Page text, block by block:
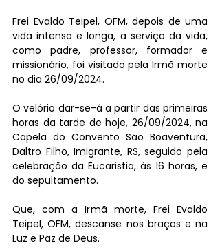
Frei Evaldo Teipel, OFM, depois de uma
vida intensa e longa, a serviço da vida,
como padre, professor, formador e
missionário, foi visitado pela Irmã morte
no dia 26/09/2024.
O velório dar-se-á a partir das primeiras
horas da tarde de hoje, 26/09/2024, na
Capela do Convento São Boaventura,
Daltro Filho, Imigrante, RS, seguido pela
celebração da Eucaristia, às 16 horas, e
do sepultamento.
Que, com a Irmã morte, Frei Evaldo
Teipel, OFM, descanse nos braços e na
Luz e Paz de Deus.